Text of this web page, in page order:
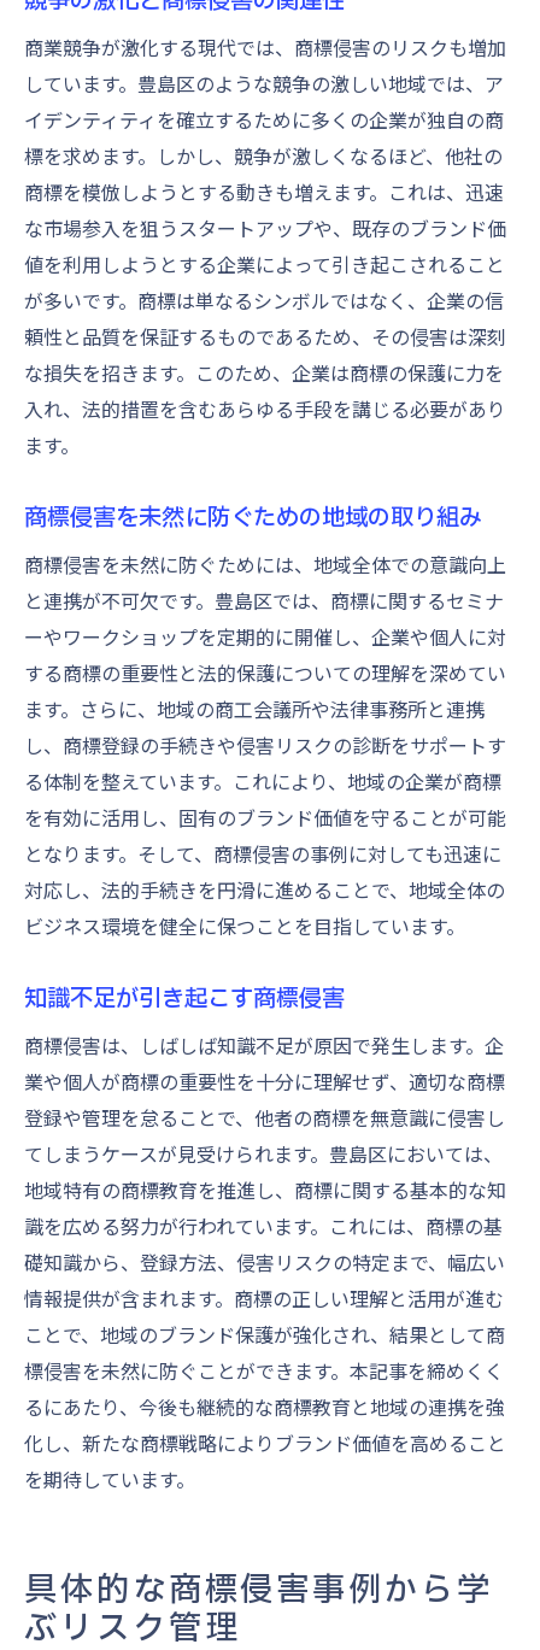
商業競争が激化する現代では、商標侵害のリスクも増加
しています。豊島区のような競争の激しい地域では、ア
イデンティティを確立するために多くの企業が独自の商
標を求めます。しかし、競争が激しくなるほど、他社の
商標を模倣しようとする動きも増えます。これは、迅速
な市場参入を狙うスタートアップや、既存のブランド価
値を利用しようとする企業によって引き起こされること
が多いです。商標は単なるシンボルではなく、企業の信
頼性と品質を保証するものであるため、その侵害は深刻
な損失を招きます。このため、企業は商標の保護に力を
入れ、法的措置を含むあらゆる手段を講じる必要があり
ます。
商標侵害を未然に防ぐための地域の取り組み
商標侵害を未然に防ぐためには、地域全体での意識向上
と連携が不可欠です。豊島区では、商標に関するセミナ
ーやワークショップを定期的に開催し、企業や個人に対
する商標の重要性と法的保護についての理解を深めてい
ます。さらに、地域の商工会議所や法律事務所と連携
し、商標登録の手続きや侵害リスクの診断をサポートす
る体制を整えています。これにより、地域の企業が商標
を有効に活用し、固有のブランド価値を守ることが可能
となります。そして、商標侵害の事例に対しても迅速に
対応し、法的手続きを円滑に進めることで、地域全体の
ビジネス環境を健全に保つことを目指しています。
知識不足が引き起こす商標侵害
商標侵害は、しばしば知識不足が原因で発生します。企
業や個人が商標の重要性を十分に理解せず、適切な商標
登録や管理を怠ることで、他者の商標を無意識に侵害し
てしまうケースが見受けられます。豊島区においては、
地域特有の商標教育を推進し、商標に関する基本的な知
識を広める努力が行われています。これには、商標の基
礎知識から、登録方法、侵害リスクの特定まで、幅広い
情報提供が含まれます。商標の正しい理解と活用が進む
ことで、地域のブランド保護が強化され、結果として商
標侵害を未然に防ぐことができます。本記事を締めくく
るにあたり、今後も継続的な商標教育と地域の連携を強
化し、新たな商標戦略によりブランド価値を高めること
を期待しています。
具体的な商標侵害事例から学
ぶリスク管理